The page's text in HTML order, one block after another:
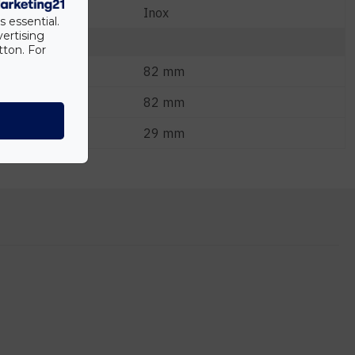
Inox
82 mm
82 mm
29 mm
essential.
For